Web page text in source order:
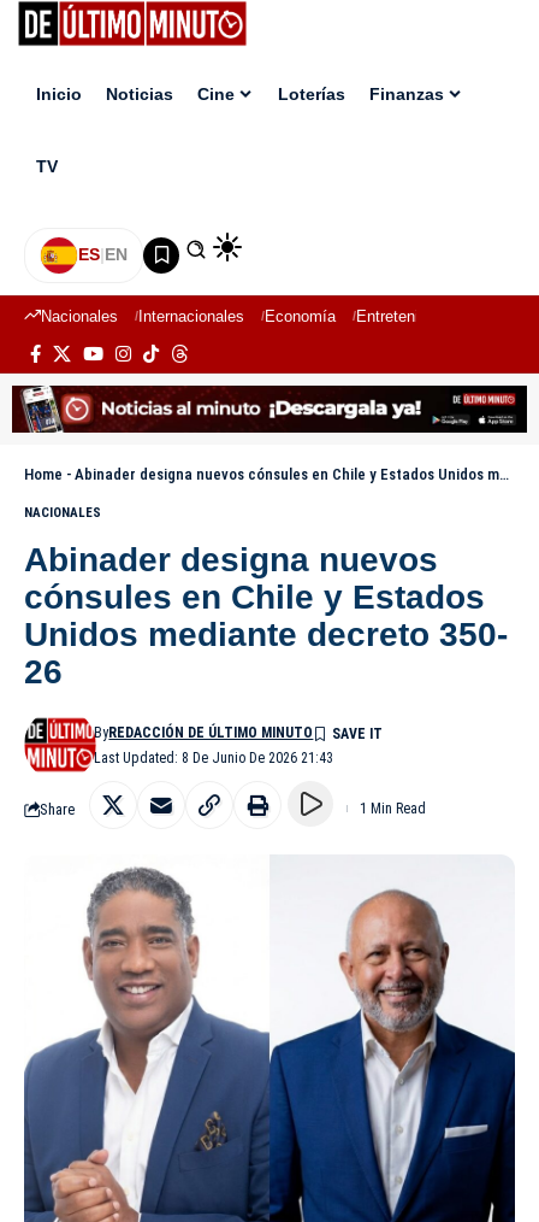
Inicio Noticias Cine Loterías Finanzas
TV
ES|EN
Nacionales Internacionales Economía Entretenimiento
Home - Abinader designa nuevos cónsules en Chile y Estados Unidos mediante decreto 350-26
NACIONALES
Abinader designa nuevos
cónsules en Chile y Estados
Unidos mediante decreto 350-
26
Last Updated: 8 De Junio De 2026 21:43
ByREDACCIÓN DE ÚLTIMO MINUTO
Share 1 Min Read